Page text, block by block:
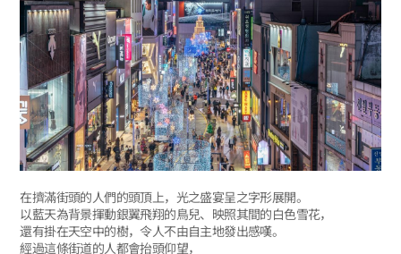
在擠滿街頭的人們的頭頂上，光之盛宴呈之字形展開。
以藍天為背景揮動銀翼飛翔的鳥兒、映照其間的白色雪花，
還有掛在天空中的樹，令人不由自主地發出感嘆。
經過這條街道的人都會抬頭仰望，